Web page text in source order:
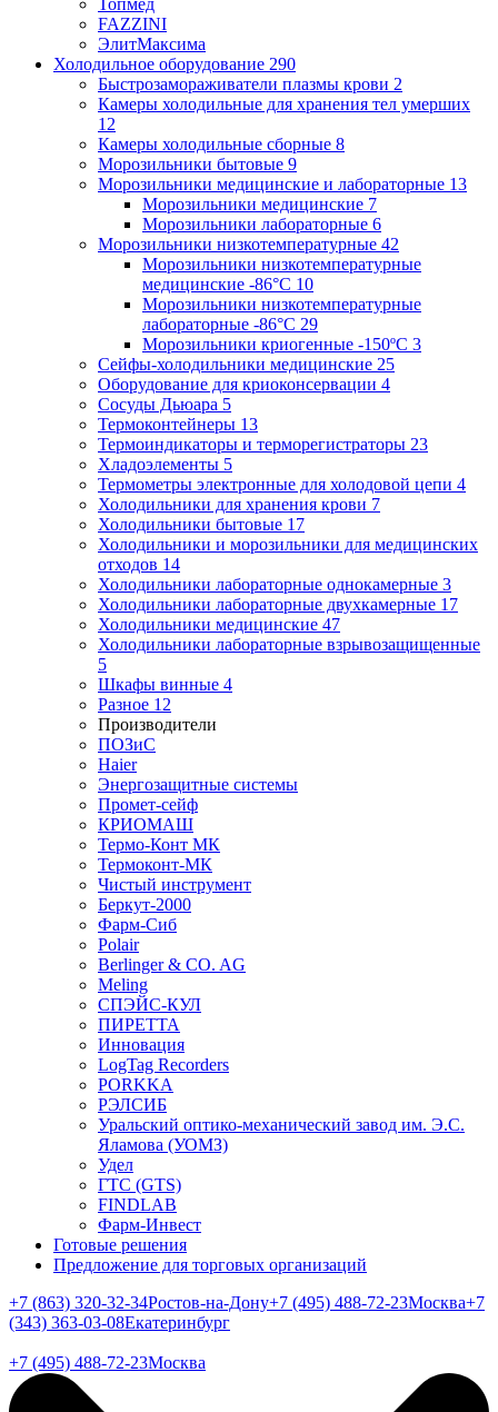
FAZZINI
ЭлитМаксима
Холодильное оборудование 290
Быстрозамораживатели плазмы крови 2
Камеры холодильные для хранения тел умерших
12
Камеры холодильные сборные 8
Морозильники бытовые 9
Морозильники медицинские и лабораторные 13
Морозильники медицинские 7
Морозильники лабораторные 6
Морозильники низкотемпературные 42
Морозильники низкотемпературные
медицинские -86°С 10
Морозильники низкотемпературные
лабораторные -86°С 29
Морозильники криогенные -150ºC 3
Сейфы-холодильники медицинские 25
Оборудование для криоконсервации 4
Сосуды Дьюара 5
Термоконтейнеры 13
Термоиндикаторы и терморегистраторы 23
Хладоэлементы 5
Термометры электронные для холодовой цепи 4
Холодильники для хранения крови 7
Холодильники бытовые 17
Холодильники и морозильники для медицинских
отходов 14
Холодильники лабораторные однокамерные 3
Холодильники лабораторные двухкамерные 17
Холодильники медицинские 47
Холодильники лабораторные взрывозащищенные
5
Шкафы винные 4
Разное 12
Производители
ПОЗиС
Haier
Энергозащитные системы
Промет-сейф
КРИОМАШ
Термо-Конт МК
Термоконт-МК
Чистый инструмент
Беркут-2000
Фарм-Сиб
Polair
Berlinger & CO. AG
Meling
СПЭЙС-КУЛ
ПИРЕТТА
Инновация
LogTag Recorders
PORKKA
РЭЛСИБ
Уральский оптико-механический завод им. Э.С.
Яламова (УОМЗ)
Удел
ГТС (GTS)
FINDLAB
Фарм-Инвест
Готовые решения
Предложение для торговых организаций
+7 (863) 320-32-34Ростов-на-Дону+7 (495) 488-72-23Москва+7
(343) 363-03-08Екатеринбург
+7 (495) 488-72-23Москва